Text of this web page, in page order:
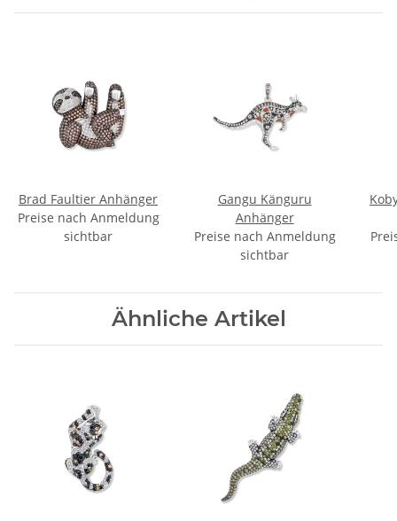
Brad Faultier Anhänger
Preise nach Anmeldung
sichtbar
Gangu Känguru
Anhänger
Preise nach Anmeldung
sichtbar
Ähnliche Artikel